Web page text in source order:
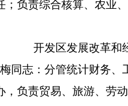
；负责综合核算、农业
开发区发展改革和
同志：分管统计财务
，负责贸易、旅游、劳